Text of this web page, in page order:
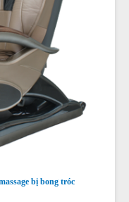
bị bong tróc